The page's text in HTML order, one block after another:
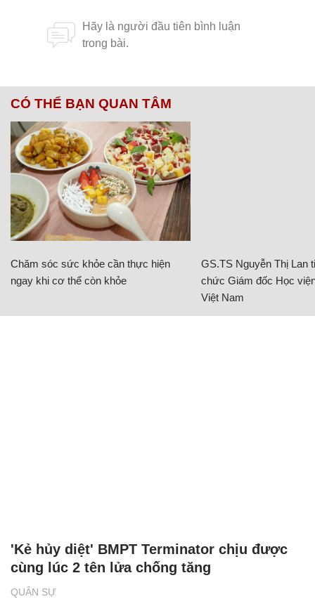
CÓ THỂ BẠN QUAN TÂM
Chăm sóc sức khỏe cần thực hiện
ngay khi cơ thể còn khỏe
GS.TS Nguyễn Thị Lan
chức Giám đốc Học
Việt Nam
QUÂN SỰ
'Kẻ hủy diệt' BMPT Terminator chịu được
cùng lúc 2 tên lửa chống tăng